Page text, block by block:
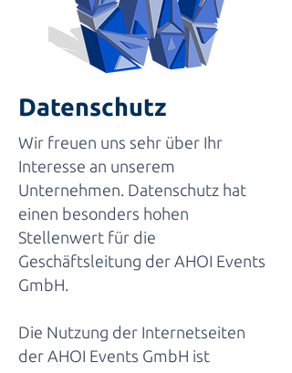
Datenschutz
Wir freuen uns sehr über Ihr
Interesse an unserem
Unternehmen. Datenschutz hat
einen besonders hohen
Stellenwert für die
Geschäftsleitung der AHOI Events
GmbH.
Die Nutzung der Internetseiten
der AHOI Events GmbH ist